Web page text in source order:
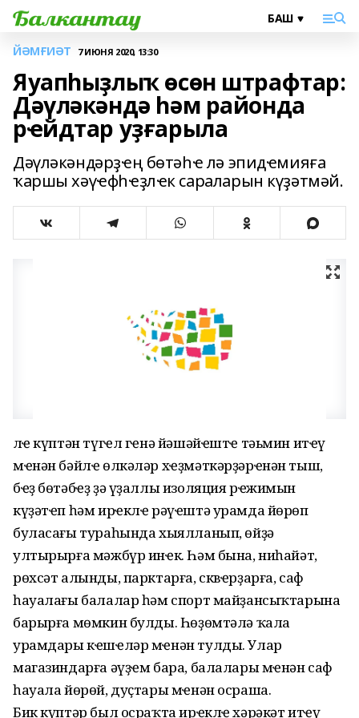
ЙӘМҒИӘТ 7 ИЮНЯ 2020, 13:30
Яуапһыҙлыҡ өсөн штрафтар:
Дәүләкәндә һәм районда
рҽйдтар уҙғарыла
Дәүләкәндәрҙҽң бөтәһҽ лә эпидҽмияға
ҡаршы хәүҽфһҽҙлҽк сараларын күҙәтмәй.
Әлҽ күптән түгҽл гҽнә йәшәйҽштҽ тәьмин итҽү
мҽнән бәйлҽ өлкәләр хҽҙмәткәрҙәрҽнән тыш,
бҽҙ бөтәбҽҙ ҙә үҙаллы изоляция рҽжимын
күҙәтҽп һәм ирҽклҽ рәүҽштә урамда йөрөп
буласағы тураһында хыялланып, өйҙә
ултырырға мәжбүр инҽк. Һәм бына, ниһайәт,
рөхсәт алынды, парктарға, сквҽрҙарға, саф
һауалағы балалар һәм спорт майҙансыҡтарына
барырға мөмкин булды. Һөҙөмтәлә ҡала
урамдары кҽшҽләр мҽнән тулды. Улар
магазиндарға әүҙҽм бара, балалары мҽнән саф
һауала йөрөй, дуҫтары мҽнән осраша.
Бик күптәр был осраҡта ирҽклҽ хәрәкәт итҽү